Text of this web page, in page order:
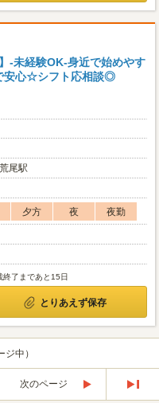
-未経験OK-身近で始めやす
安心☆シフト応相談◎
尾駅
夕方 夜
夜勤
終了まであと15日
とりあえず保存
中）
次のページ